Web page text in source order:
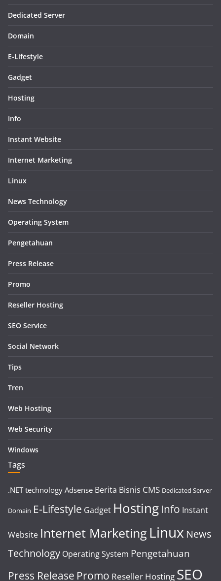
Dedicated Server
Domain
E-Lifestyle
Gadget
Hosting
Info
Instant Website
Internet Marketing
Linux
News Technology
Operating System
Pengetahuan
Press Release
Promo
Reseller Hosting
SEO Service
Social Network
Tips
Tren
Web Hosting
Web Security
Windows
Tags
.NET technology Adsense Berita Bisnis CMS Dedicated Server
Domain E-Lifestyle Gadget Hosting Info Instant
Website Internet Marketing Linux News
Technology Operating System Pengetahuan
Press Release Promo Reseller Hosting SEO